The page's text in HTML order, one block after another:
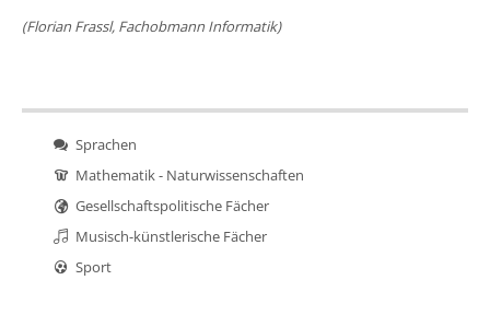
(Florian Frassl, Fachobmann Informatik)
Sprachen
Mathematik - Naturwissenschaften
Gesellschaftspolitische Fächer
Musisch-künstlerische Fächer
Sport